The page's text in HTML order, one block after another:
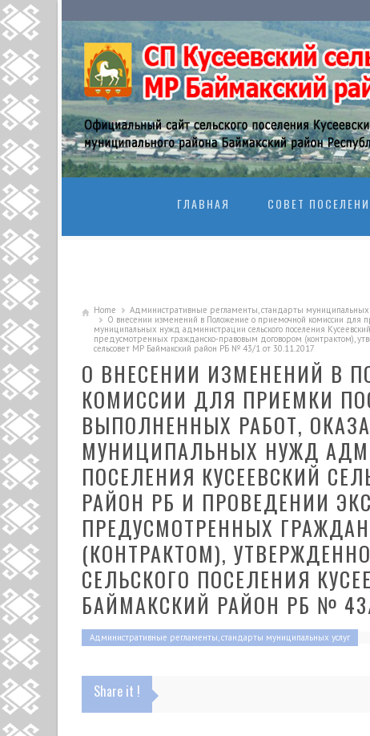
ГЛАВНАЯ
СОВЕТ
Home
Административные регламенты, стандарты муниципальных
О внесении изменений в Положение о приемочной комиссии для
муниципальных нужд администрации сельского поселения
предусмотренных гражданско-правовым договором (контрактом),
сельсовет МР Баймакский район РБ № 43/1 от 30.11.2017
О ВНЕСЕНИИ ИЗМЕНЕНИЙ В
КОМИССИИ ДЛЯ ПРИЕМКИ
ВЫПОЛНЕННЫХ РАБОТ,
МУНИЦИПАЛЬНЫХ НУЖД
ПОСЕЛЕНИЯ КУСЕЕВСКИЙ
РАЙОН РБ И ПРОВЕДЕНИИ
ПРЕДУСМОТРЕННЫХ
(КОНТРАКТОМ),
СЕЛЬСКОГО ПОСЕЛЕНИЯ
БАЙМАКСКИЙ РАЙОН РБ № 43/
Административные регламенты, стандарты муниципальных услуг
Share it !